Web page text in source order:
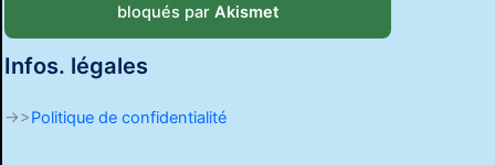
bloqués par Akismet
Infos. légales
->>Politique de confidentialité